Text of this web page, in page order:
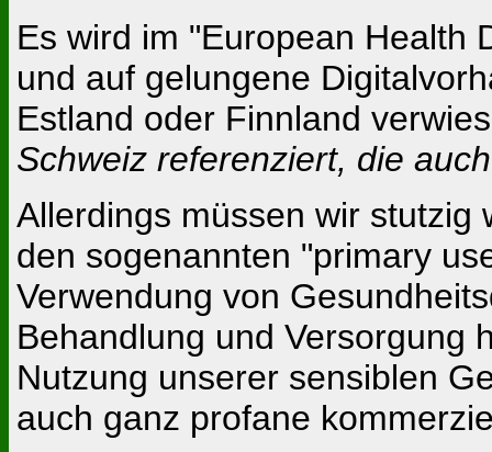
Es wird im "European Health
und auf gelungene
Estland oder Finnland
Schweiz referenziert, die
Allerdings müssen wir stutzig
den sogenannten "primary
Verwendung von
Behandlung und Versorgung
Nutzung unserer sensiblen
auch ganz profane